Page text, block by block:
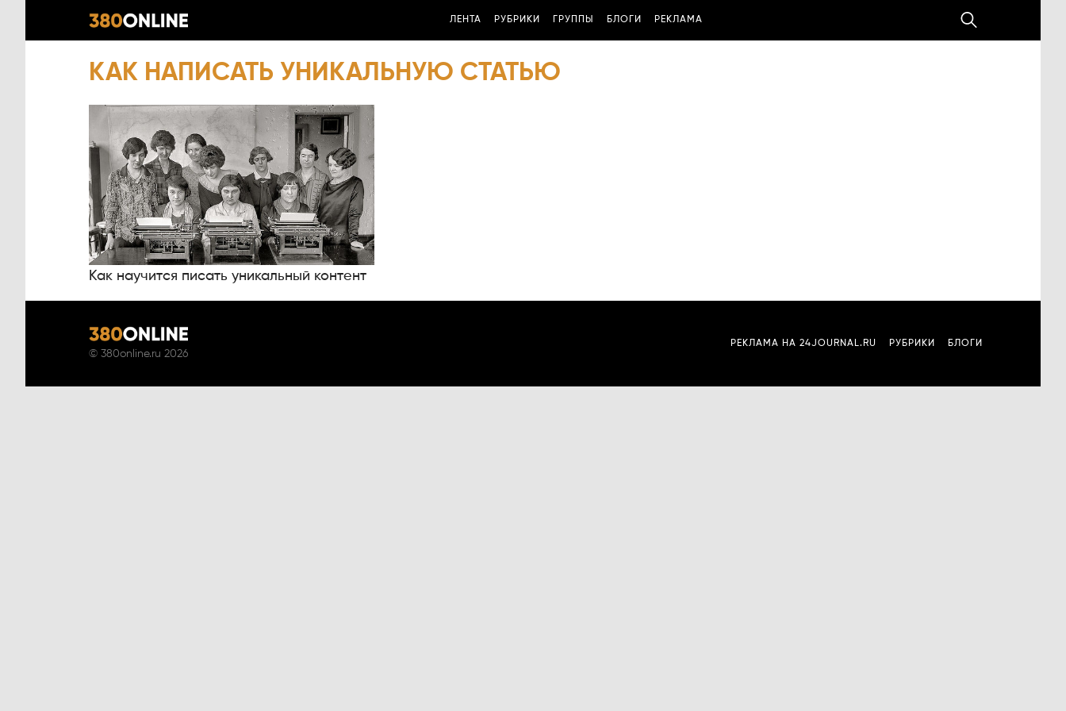
ЛЕНТА РУБРИКИ ГРУППЫ БЛОГИ РЕКЛАМА
КАК НАПИСАТЬ УНИКАЛЬНУЮ СТАТЬЮ
Как научится писать уникальный контент
© 380online.ru 2026
РЕКЛАМА НА 24JOURNAL.RU РУБРИКИ БЛОГИ